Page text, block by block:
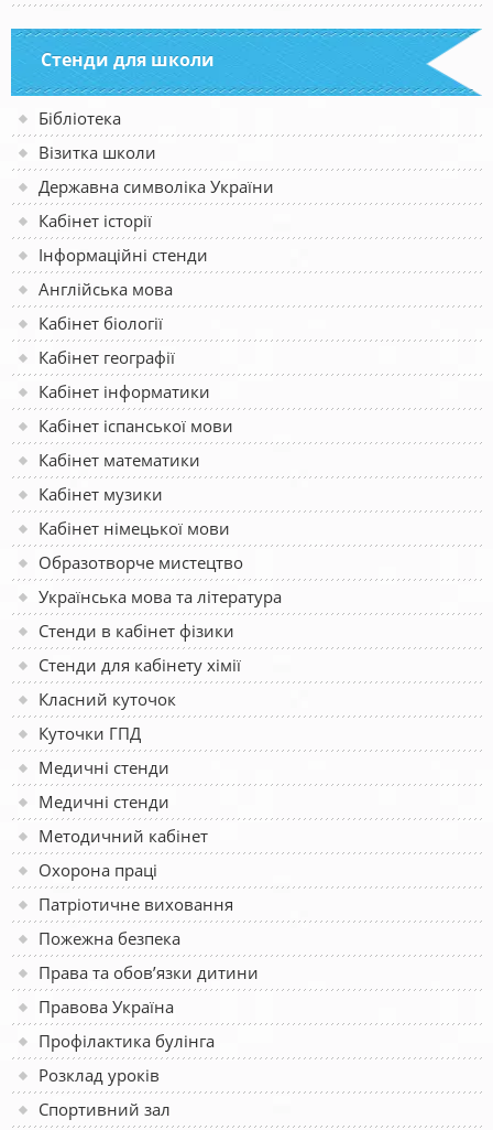
Стенди для школи
Бібліотека
Візитка школи
Державна символіка України
Кабінет історії
Інформаційні стенди
Англійська мова
Кабінет біології
Кабінет географії
Кабінет інформатики
Кабінет іспанської мови
Кабінет математики
Кабінет музики
Кабінет німецької мови
Образотворче мистецтво
Українська мова та література
Стенди в кабінет фізики
Стенди для кабінету хімії
Класний куточок
Куточки ГПД
Медичні стенди
Медичні стенди
Методичний кабінет
Охорона праці
Патріотичне виховання
Пожежна безпека
Права та обов’язки дитини
Правова Україна
Профілактика булінга
Розклад уроків
Спортивний зал